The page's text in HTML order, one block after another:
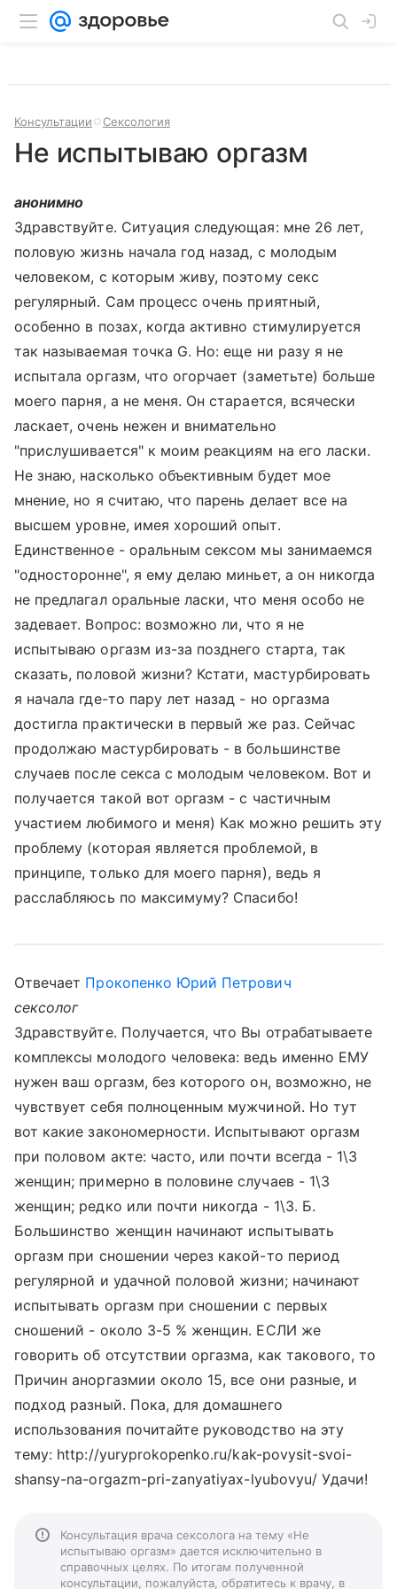
Консультации Сексология
Не испытываю оргазм
анонимно
Здравствуйте. Ситуация следующая: мне 26 лет,
половую жизнь начала год назад, с молодым
человеком, с которым живу, поэтому секс
регулярный. Сам процесс очень приятный,
особенно в позах, когда активно стимулируется
так называемая точка G. Но: еще ни разу я не
испытала оргазм, что огорчает (заметьте) больше
моего парня, а не меня. Он старается, всячески
ласкает, очень нежен и внимательно
"прислушивается" к моим реакциям на его ласки.
Не знаю, насколько объективным будет мое
мнение, но я считаю, что парень делает все на
высшем уровне, имея хороший опыт.
Единственное - оральным сексом мы занимаемся
"односторонне", я ему делаю миньет, а он никогда
не предлагал оральные ласки, что меня особо не
задевает. Вопрос: возможно ли, что я не
испытываю оргазм из-за позднего старта, так
сказать, половой жизни? Кстати, мастурбировать
я начала где-то пару лет назад - но оргазма
достигла практически в первый же раз. Сейчас
продолжаю мастурбировать - в большинстве
случаев после секса с молодым человеком. Вот и
получается такой вот оргазм - с частичным
участием любимого и меня) Как можно решить эту
проблему (которая является проблемой, в
принципе, только для моего парня), ведь я
расслабляюсь по максимуму? Спасибо!
Отвечает Прокопенко Юрий Петрович
сексолог
Здравствуйте. Получается, что Вы отрабатываете
комплексы молодого человека: ведь именно ЕМУ
нужен ваш оргазм, без которого он, возможно, не
чувствует себя полноценным мужчиной. Но тут
вот какие закономерности. Испытывают оргазм
при половом акте: часто, или почти всегда - 1\3
женщин; примерно в половине случаев - 1\3
женщин; редко или почти никогда - 1\3. Б.
Большинство женщин начинают испытывать
оргазм при сношении через какой-то период
регулярной и удачной половой жизни; начинают
испытывать оргазм при сношении с первых
сношений - около 3-5 % женщин. ЕСЛИ же
говорить об отсутствии оргазма, как такового, то
Причин аноргазмии около 15, все они разные, и
подход разный. Пока, для домашнего
использования почитайте руководство на эту
тему: http://yuryprokopenko.ru/kak-povysit-svoi-
shansy-na-orgazm-pri-zanyatiyax-lyubovyu/ Удачи!
Консультация врача сексолога на тему «Не
испытываю оргазм» дается исключительно в
справочных целях. По итогам полученной
консультации, пожалуйста, обратитесь к врачу, в